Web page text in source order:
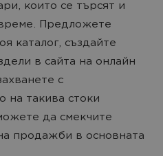
които се търсят и
Предложете
каталог, създайте
в сайта на онлайн
с
на такива стоки
да смекчите
продажби в основната